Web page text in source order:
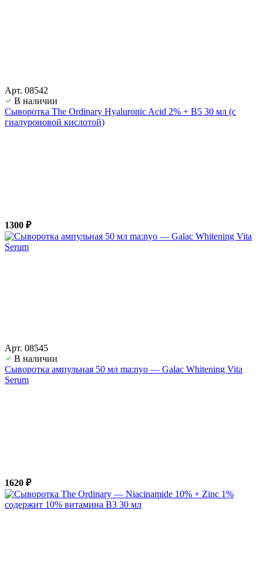
Арт. 08542
В наличии
Сыворотка The Ordinary Hyaluronic Acid 2% + B5 30 мл (с
гиалуроновой кислотой)
1300 ₽
Арт. 08545
В наличии
Сыворотка ампульная 50 мл ma:nyo — Galac Whitening Vita
Serum
1620 ₽